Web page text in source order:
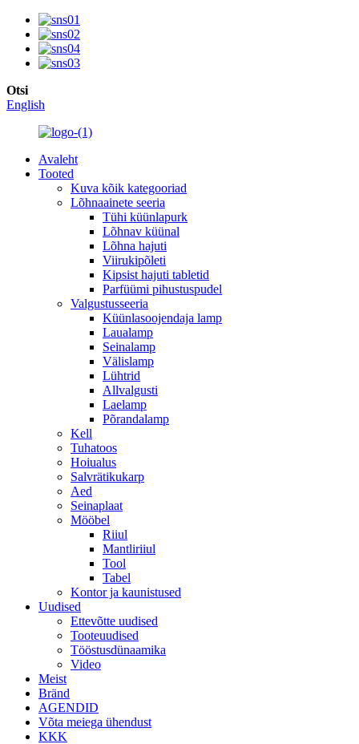
Otsi
English
Avaleht
Tooted
Kuva kõik kategooriad
Lõhnaainete seeria
Tühi küünlapurk
Lõhnav küünal
Lõhna hajuti
Viirukipõleti
Kipsist hajuti tabletid
Parfüümi pihustuspudel
Valgustusseeria
Küünlasoojendaja lamp
Laualamp
Seinalamp
Välislamp
Lühtrid
Allvalgusti
Laelamp
Põrandalamp
Kell
Tuhatoos
Hoiualus
Salvrätikukarp
Aed
Seinaplaat
Mööbel
Riiul
Mantliriiul
Tool
Tabel
Kontor ja kaunistused
Uudised
Ettevõtte uudised
Tooteuudised
Tööstusdünaamika
Video
Meist
Bränd
AGENDID
Võta meiega ühendust
KKK